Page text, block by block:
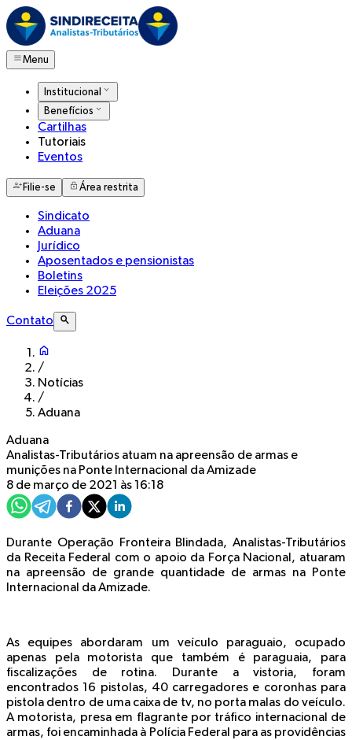
Menu
Institucional
Benefícios
Cartilhas
Tutoriais
Eventos
Filie-se Área restrita
Sindicato
Aduana
Jurídico
Aposentados e pensionistas
Boletins
Eleições 2025
Contato
/
Notícias
/
Aduana
Aduana
Analistas-Tributários atuam na apreensão de armas e
munições na Ponte Internacional da Amizade
8 de março de 2021 às 16:18
Durante Operação Fronteira Blindada, Analistas-Tributários
da Receita Federal com o apoio da Força Nacional, atuaram
na apreensão de grande quantidade de armas na Ponte
Internacional da Amizade.
As equipes abordaram um veículo paraguaio, ocupado
apenas pela motorista que também é paraguaia, para
fiscalizações de rotina. Durante a vistoria, foram
encontrados 16 pistolas, 40 carregadores e coronhas para
pistola dentro de uma caixa de tv, no porta malas do veículo.
A motorista, presa em flagrante por tráfico internacional de
armas, foi encaminhada à Polícia Federal para as providências